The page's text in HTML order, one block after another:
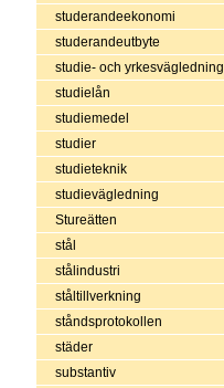
studerandeekonomi
studerandeutbyte
studie- och yrkesvägledning
studielån
studiemedel
studier
studieteknik
studievägledning
Stureätten
stål
stålindustri
ståltillverkning
ståndsprotokollen
städer
substantiv